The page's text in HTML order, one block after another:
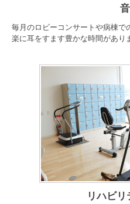
毎月のロビーコンサートや病棟で
楽に耳をすます豊かな時間があり
リハビ